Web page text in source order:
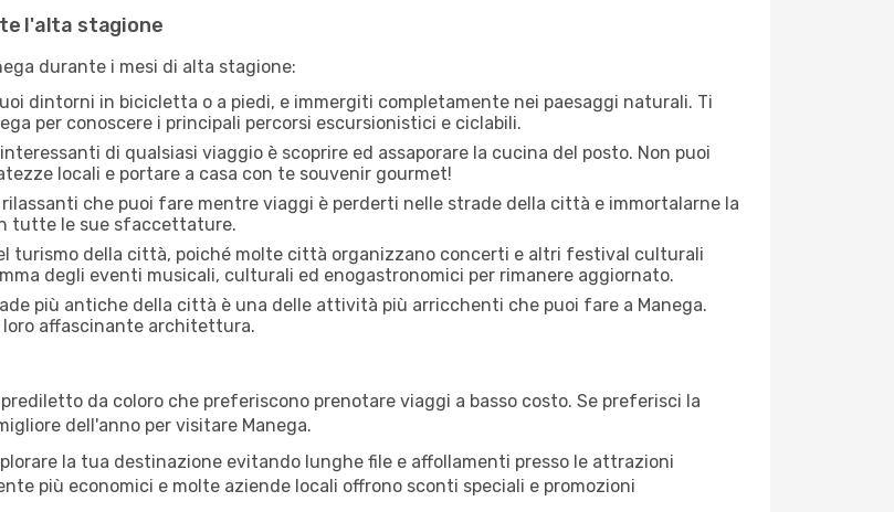
l'alta stagione
durante i mesi di alta stagione:
dintorni in bicicletta o a piedi, e immergiti completamente nei paesaggi naturali. Ti
per conoscere i principali percorsi escursionistici e ciclabili.
di qualsiasi viaggio è scoprire ed assaporare la cucina del posto. Non puoi
locali e portare a casa con te souvenir gourmet!
che puoi fare mentre viaggi è perderti nelle strade della città e immortalarne la
tutte le sue sfaccettature.
turismo della città, poiché molte città organizzano concerti e altri festival culturali
degli eventi musicali, culturali ed enogastronomici per rimanere aggiornato.
più antiche della città è una delle attività più arricchenti che puoi fare a Manega.
loro affascinante architettura.
da coloro che preferiscono prenotare viaggi a basso costo. Se preferisci la
dell'anno per visitare Manega.
la tua destinazione evitando lunghe file e affollamenti presso le attrazioni
più economici e molte aziende locali offrono sconti speciali e promozioni